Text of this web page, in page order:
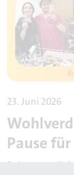
23. Juni 2026
Pause
Bei